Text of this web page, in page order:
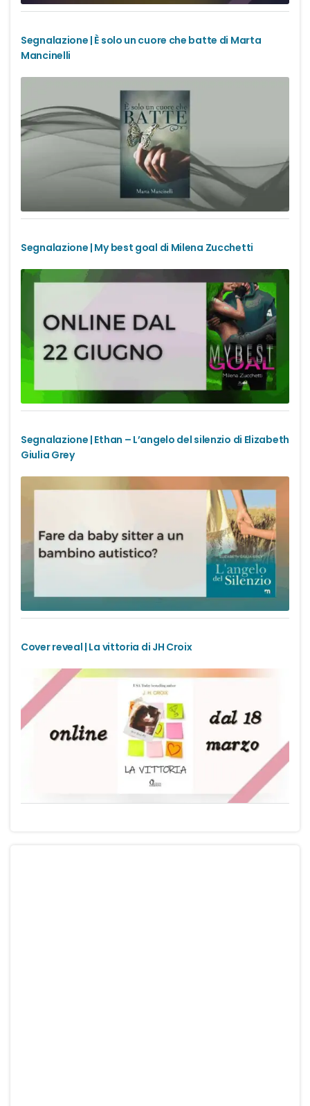
Segnalazione | È solo un cuore che batte di Marta
Mancinelli
Segnalazione | My best goal di Milena Zucchetti
Segnalazione | Ethan – L’angelo del silenzio di Elizabeth
Giulia Grey
Cover reveal | La vittoria di JH Croix